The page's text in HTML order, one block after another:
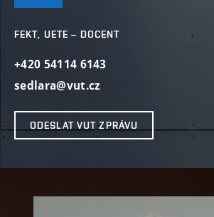
FEKT, UETE – DOCENT
+420 54114 6143
sedlara@vut.cz
ODESLAT VUT ZPRÁVU